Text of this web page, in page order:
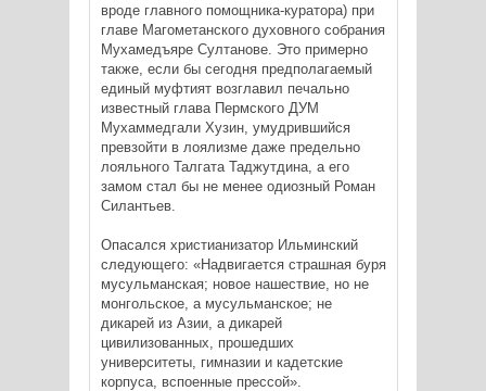
вроде главного помощника-куратора) при
главе Магометанского духовного собрания
Мухамедъяре Султанове. Это примерно
также, если бы сегодня предполагаемый
единый муфтият возглавил печально
известный глава Пермского ДУМ
Мухаммедгали Хузин, умудрившийся
превзойти в лоялизме даже предельно
лояльного Талгата Таджутдина, а его
замом стал бы не менее одиозный Роман
Силантьев.
Опасался христианизатор Ильминский
следующего: «Надвигается страшная буря
мусульманская; новое нашествие, но не
монгольское, а мусульманское; не
дикарей из Азии, а дикарей
цивилизованных, прошедших
университеты, гимназии и кадетские
корпуса, вспоенные прессой».